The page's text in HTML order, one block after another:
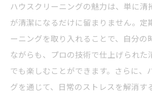
グ
地域行事と連携した掃除イ
神奈川ならではの掃除ツー
観光地を取り入れた掃除の
ハウスクリーニングの魅力は、単に清
が清潔になるだけに留まりません。定
ーニングを取り入れることで、自分の
ながらも、プロの技術で仕上げられた
でも楽しむことができます。さらに、
グを通じて、日常のストレスを解消す